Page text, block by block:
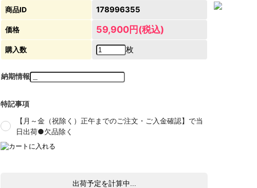
商品ID 178996355
価格 59,900円(税込)
購入数 枚
納期情報
特記事項
【月～金（祝除く）正午までのご注文・ご入金確認】で当
日出荷●欠品除く
出荷予定を計算中...